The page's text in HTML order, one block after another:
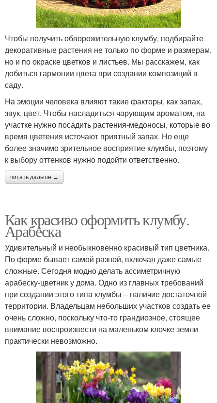
Чтобы получить обворожительную клумбу, подбирайте
декоративные растения не только по форме и размерам,
но и по окраске цветков и листьев. Мы расскажем, как
добиться гармонии цвета при создании композиций в
саду.
На эмоции человека влияют такие факторы, как запах,
звук, цвет. Чтобы насладиться чарующим ароматом, на
участке нужно посадить растения-медоносы, которые во
время цветения источают приятный запах. Но еще
более значимо зрительное восприятие клумбы, поэтому
к выбору оттенков нужно подойти ответственно.
читать дальше →
Как красиво оформить клумбу.
Арабеска
Удивительный и необыкновенно красивый тип цветника.
По форме бывает самой разной, включая даже самые
сложные. Сегодня модно делать ассиметричную
арабеску-цветник у дома. Одно из главных требований
при создании этого типа клумбы – наличие достаточной
территории. Владельцам небольших участков создать ее
очень сложно, поскольку что-то грандиозное, стоящее
внимание воспроизвести на маленьком клочке земли
практически невозможно.